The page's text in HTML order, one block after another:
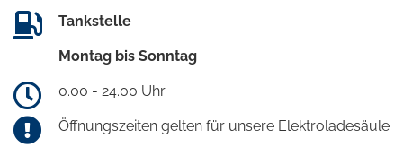
Tankstelle
Montag bis Sonntag
0.00 - 24.00 Uhr
Öffnungszeiten gelten für unsere Elektroladesäule